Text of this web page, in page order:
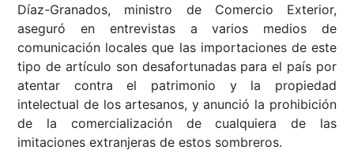
Díaz-Granados, ministro de Comercio Exterior,
aseguró en entrevistas a varios medios de
comunicación locales que las importaciones de este
tipo de artículo son desafortunadas para el país por
atentar contra el patrimonio y la propiedad
intelectual de los artesanos, y anunció la prohibición
de la comercialización de cualquiera de las
imitaciones extranjeras de estos sombreros.